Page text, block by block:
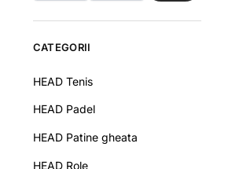
CATEGORII
HEAD Tenis
HEAD Padel
HEAD Patine gheata
HEAD Role